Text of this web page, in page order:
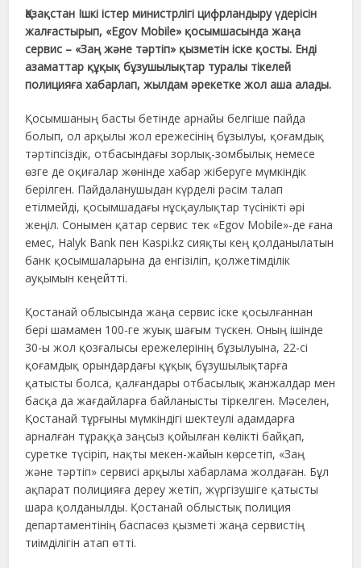
Қазақстан Ішкі істер министрлігі цифрландыру үдерісін
жалғастырып, «Egov Mobile» қосымшасында жаңа
сервис – «Заң және тәртіп» қызметін іске қосты. Енді
азаматтар құқық бұзушылықтар туралы тікелей
полицияға хабарлап, жылдам әрекетке жол аша алады.
Қосымшаның басты бетінде арнайы белгіше пайда
болып, ол арқылы жол ережесінің бұзылуы, қоғамдық
тәртіпсіздік, отбасындағы зорлық-зомбылық немесе
өзге де оқиғалар жөнінде хабар жіберуге мүмкіндік
берілген. Пайдаланушыдан күрделі рәсім талап
етілмейді, қосымшадағы нұсқаулықтар түсінікті әрі
жеңіл. Сонымен қатар сервис тек «Egov Mobile»-де ғана
емес, Halyk Bank пен Kaspi.kz сияқты кең қолданылатын
банк қосымшаларына да енгізіліп, қолжетімділік
ауқымын кеңейтті.
Қостанай облысында жаңа сервис іске қосылғаннан
бері шамамен 100-ге жуық шағым түскен. Оның ішінде
30-ы жол қозғалысы ережелерінің бұзылуына, 22-сі
қоғамдық орындардағы құқық бұзушылықтарға
қатысты болса, қалғандары отбасылық жанжалдар мен
басқа да жағдайларға байланысты тіркелген. Мәселен,
Қостанай тұрғыны мүмкіндігі шектеулі адамдарға
арналған тұраққа заңсыз қойылған көлікті байқап,
суретке түсіріп, нақты мекен-жайын көрсетіп, «Заң
және тәртіп» сервисі арқылы хабарлама жолдаған. Бұл
ақпарат полицияға дереу жетіп, жүргізушіге қатысты
шара қолданылды. Қостанай облыстық полиция
департаментінің баспасөз қызметі жаңа сервистің
тиімділігін атап өтті.